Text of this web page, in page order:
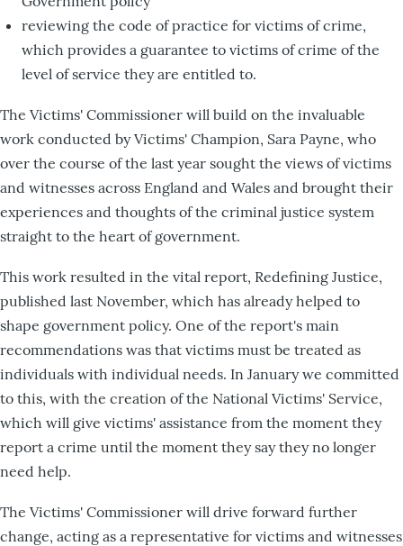
reviewing the code of practice for victims of crime,
which provides a guarantee to victims of crime of the
level of service they are entitled to.
The Victims' Commissioner will build on the invaluable
work conducted by Victims' Champion, Sara Payne, who
over the course of the last year sought the views of victims
and witnesses across England and Wales and brought their
experiences and thoughts of the criminal justice system
straight to the heart of government.
This work resulted in the vital report, Redefining Justice,
published last November, which has already helped to
shape government policy. One of the report's main
recommendations was that victims must be treated as
individuals with individual needs. In January we committed
to this, with the creation of the National Victims' Service,
which will give victims' assistance from the moment they
report a crime until the moment they say they no longer
need help.
The Victims' Commissioner will drive forward further
change, acting as a representative for victims and witnesses